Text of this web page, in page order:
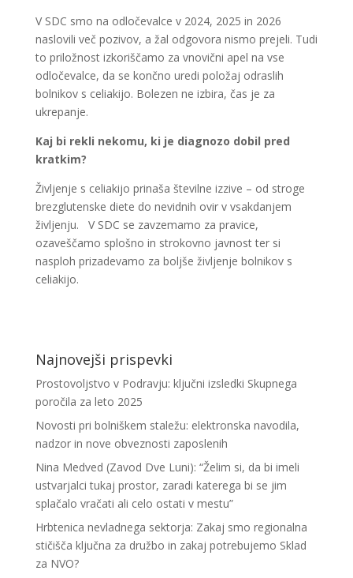
V SDC smo na odločevalce v 2024, 2025 in 2026
naslovili več pozivov, a žal odgovora nismo prejeli. Tudi
to priložnost izkoriščamo za vnovični apel na vse
odločevalce, da se končno uredi položaj odraslih
bolnikov s celiakijo. Bolezen ne izbira, čas je za
ukrepanje.
Kaj bi rekli nekomu, ki je diagnozo dobil pred
kratkim?
Življenje s celiakijo prinaša številne izzive – od stroge
brezglutenske diete do nevidnih ovir v vsakdanjem
življenju. V SDC se zavzemamo za pravice,
ozaveščamo splošno in strokovno javnost ter si
nasploh prizadevamo za boljše življenje bolnikov s
celiakijo.
Najnovejši prispevki
Prostovoljstvo v Podravju: ključni izsledki Skupnega
poročila za leto 2025
Novosti pri bolniškem staležu: elektronska navodila,
nadzor in nove obveznosti zaposlenih
Nina Medved (Zavod Dve Luni): “Želim si, da bi imeli
ustvarjalci tukaj prostor, zaradi katerega bi se jim
splačalo vračati ali celo ostati v mestu”
Hrbtenica nevladnega sektorja: Zakaj smo regionalna
stičišča ključna za družbo in zakaj potrebujemo Sklad
za NVO?